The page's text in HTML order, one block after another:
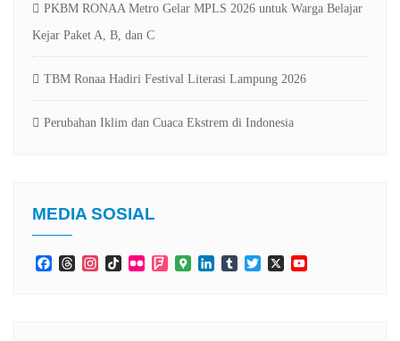
PKBM RONAA Metro Gelar MPLS 2026 untuk Warga Belajar
Kejar Paket A, B, dan C
TBM Ronaa Hadiri Festival Literasi Lampung 2026
Perubahan Iklim dan Cuaca Ekstrem di Indonesia
MEDIA SOSIAL
FacebookThreadsInstagramTikTokFlickr Foursquare
GoogleLinkedInTumblrTwitter
X